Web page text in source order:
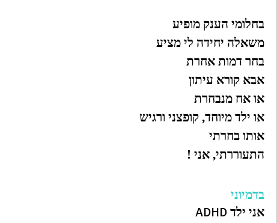
בחלומי הענק מופיע
משאלה יחידה לי מציע
בחר דמות אחרת
אבא קורא עיתון
או אח מנבחרת
או ילד מיוחד, קופצני ורגיש
אותו בחרתי
התעוררתי, אני !
בדמיוני
אני ילד ADHD